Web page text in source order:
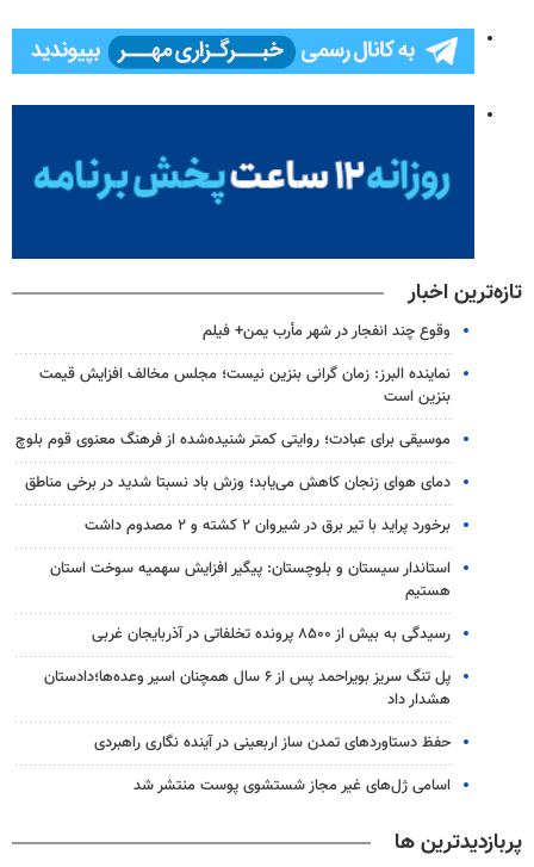
تازه‌ترین اخبار
وقوع چند انفجار در شهر مأرب یمن+ فیلم
نماینده البرز: زمان گرانی بنزین نیست؛ مجلس مخالف افزایش قیمت
بنزین است
موسیقی برای عبادت؛ روایتی کمتر شنیده‌شده از فرهنگ معنوی قوم بلوچ
دمای هوای زنجان کاهش می‌یابد؛ وزش باد نسبتا شدید در برخی مناطق
برخورد پراید با تیر برق در شیروان ۲ کشته و ۲ مصدوم داشت
استاندار سیستان و بلوچستان: پیگیر افزایش سهمیه سوخت استان
هستیم
رسیدگی به بیش از ۸۵۰۰ پرونده تخلفاتی در آذربایجان غربی
پل تنگ سریز بویراحمد پس از ۶ سال همچنان اسیر وعده‌ها؛دادستان
هشدار داد
حفظ دستاوردهای تمدن ساز اربعینی در آینده نگاری راهبردی
اسامی ژل‌های غیر مجاز شستشوی پوست منتشر شد
پربازدیدترین ها